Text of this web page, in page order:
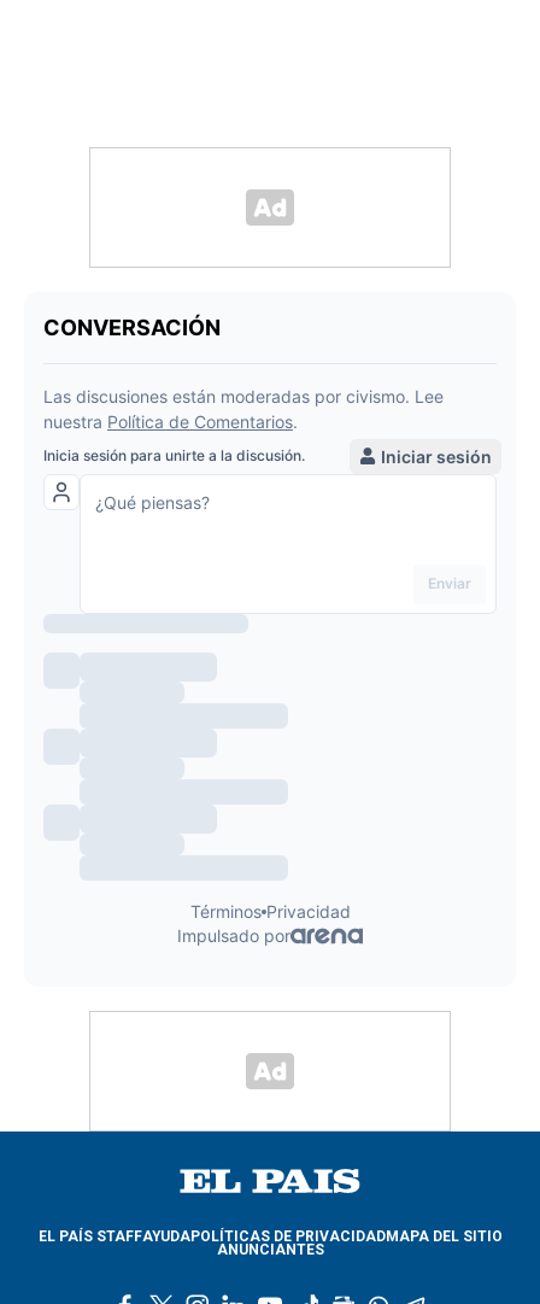
EL PAÍS STAFFAYUDAPOLÍTICAS DE PRIVACIDADMAPA DEL SITIO
ANUNCIANTES